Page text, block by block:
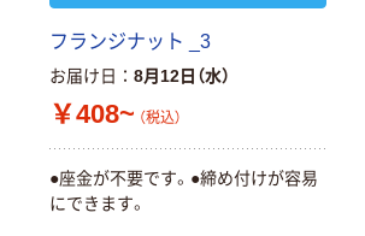
フランジナット _3
お届け日 8月12日（水）
￥408~ （税込）
●座金が不要です。●締め付けが容易
にできます。